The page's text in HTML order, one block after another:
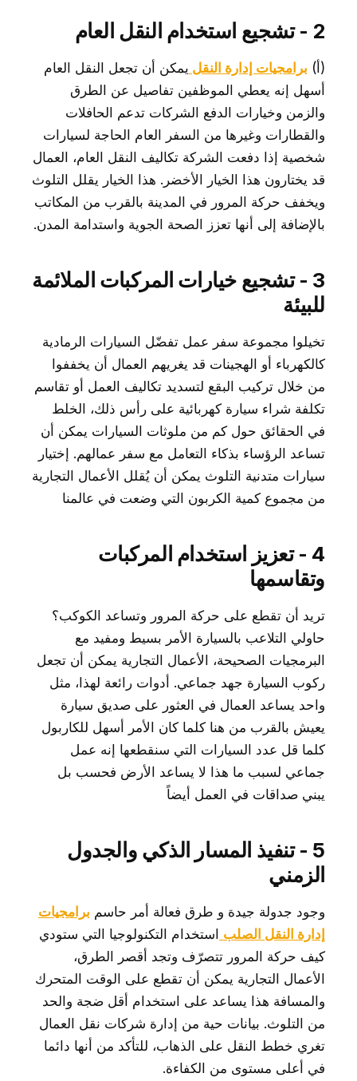
2 - تشجيع استخدام النقل العام
(أ) برامجيات إدارة النقل يمكن أن تجعل النقل العام
أسهل إنه يعطي الموظفين تفاصيل عن الطرق
والزمن وخيارات الدفع الشركات تدعم الحافلات
والقطارات وغيرها من السفر العام الحاجة لسيارات
شخصية إذا دفعت الشركة تكاليف النقل العام، العمال
قد يختارون هذا الخيار الأخضر. هذا الخيار يقلل التلوث
ويخفف حركة المرور في المدينة بالقرب من المكاتب
بالإضافة إلى أنها تعزز الصحة الجوية واستدامة المدن.
3 - تشجيع خيارات المركبات الملائمة
للبيئة
تخيلوا مجموعة سفر عمل تفضّل السيارات الرمادية
كالكهرباء أو الهجينات قد يغريهم العمال أن يخففوا
من خلال تركيب البقع لتسديد تكاليف العمل أو تقاسم
تكلفة شراء سيارة كهربائية على رأس ذلك، الخلط
في الحقائق حول كم من ملوثات السيارات يمكن أن
تساعد الرؤساء بذكاء التعامل مع سفر عمالهم. إختيار
سيارات متدنية التلوث يمكن أن يُقلل الأعمال التجارية
من مجموع كمية الكربون التي وضعت في عالمنا
4 - تعزيز استخدام المركبات
وتقاسمها
تريد أن تقطع على حركة المرور وتساعد الكوكب؟
حاولي التلاعب بالسيارة الأمر بسيط ومفيد مع
البرمجيات الصحيحة، الأعمال التجارية يمكن أن تجعل
ركوب السيارة جهد جماعي. أدوات رائعة لهذا، مثل
واحد يساعد العمال في العثور على صديق سيارة
يعيش بالقرب من هنا كلما كان الأمر أسهل للكاربول
كلما قل عدد السيارات التي سنقطعها إنه عمل
جماعي لسبب ما هذا لا يساعد الأرض فحسب بل
يبني صداقات في العمل أيضاً
5 - تنفيذ المسار الذكي والجدول
الزمني
وجود جدولة جيدة و طرق فعالة أمر حاسم برامجيات
إدارة النقل الصلب استخدام التكنولوجيا التي ستودي
كيف حركة المرور تتصرّف وتجد أقصر الطرق،
الأعمال التجارية يمكن أن تقطع على الوقت المتحرك
والمسافة هذا يساعد على استخدام أقل ضجة والحد
من التلوث. بيانات حية من إدارة شركات نقل العمال
تغري خطط النقل على الذهاب، للتأكد من أنها دائما
في أعلى مستوى من الكفاءة.